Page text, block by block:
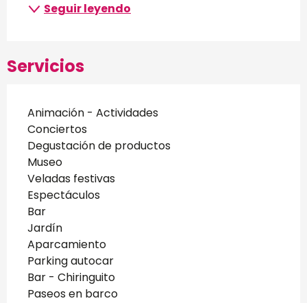
Seguir leyendo
Servicios
Animación - Actividades
Conciertos
Degustación de productos
Museo
Veladas festivas
Espectáculos
Bar
Jardín
Aparcamiento
Parking autocar
Bar - Chiringuito
Paseos en barco